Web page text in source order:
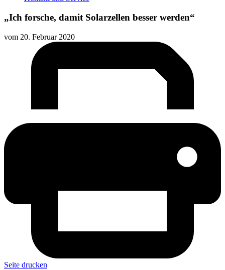
„Ich forsche, damit Solarzellen besser werden“
vom 20. Februar 2020
Seite drucken